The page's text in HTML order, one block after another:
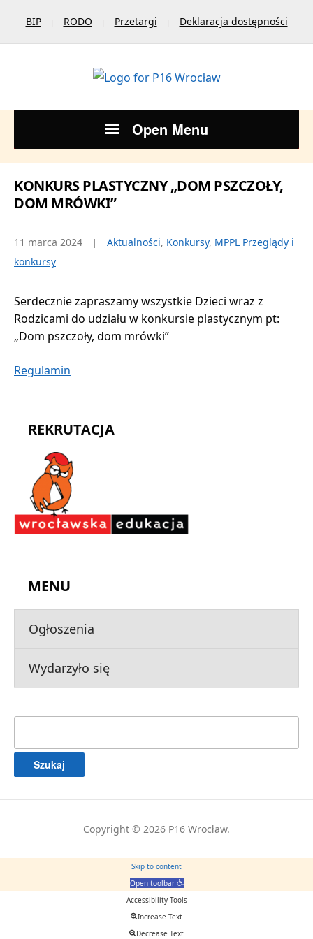
BIP RODO Przetargi Deklaracja dostępności
Open Menu
REKRUTACJA
MENU
Ogłoszenia
Wydarzyło się
KONKURS PLASTYCZNY „DOM PSZCZOŁY,
DOM MRÓWKI”
11 marca 2024 Aktualności, Konkursy, MPPL Przeglądy i
konkursy
Serdecznie zapraszamy wszystkie Dzieci wraz z
Rodzicami do udziału w konkursie plastycznym pt:
„Dom pszczoły, dom mrówki”
Regulamin
Copyright © 2026 P16 Wrocław.
Skip to content
Open toolbar
Accessibility Tools
Increase Text
Decrease Text